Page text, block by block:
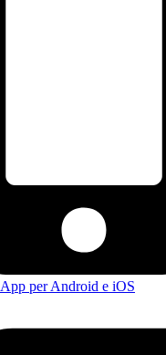
App per Android e iOS